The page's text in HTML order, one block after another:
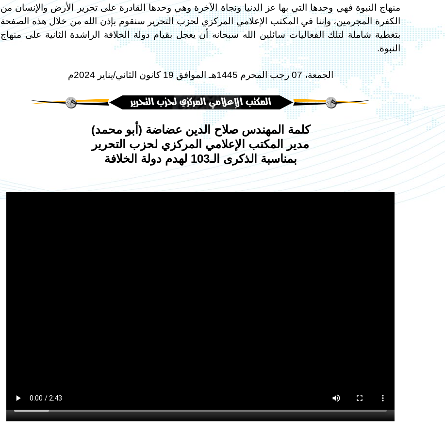
منهاج النبوة فهي وحدها التي بها عز الدنيا ونجاة الآخرة وهي وحدها القادرة على تحرير الأرض والإنسان من
الكفرة المجرمين، وإننا في المكتب الإعلامي المركزي لحزب التحرير سنقوم بإذن الله من خلال هذه الصفحة
بتغطية شاملة لتلك الفعاليات سائلين الله سبحانه أن يعجل بقيام دولة الخلافة الراشدة الثانية على منهاج
النبوة.
الجمعة، 07 رجب المحرم 1445هـ الموافق 19 كانون الثاني/يناير 2024م
كلمة المهندس صلاح الدين عضاضة (أبو محمد)
مدير المكتب الإعلامي المركزي لحزب التحرير
بمناسبة الذكرى الـ103 لهدم دولة الخلافة